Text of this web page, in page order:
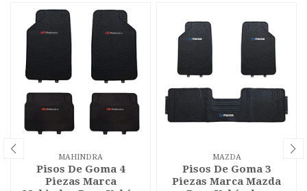
MAHINDRA
Pisos De Goma 4
Piezas Marca
MAZDA
Pisos De Goma 3
Piezas Marca Mazda